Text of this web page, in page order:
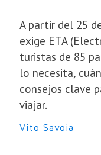
A partir del 25
exige ETA
turistas de 85
lo necesita,
consejos clave
viajar.
Vito Savoia